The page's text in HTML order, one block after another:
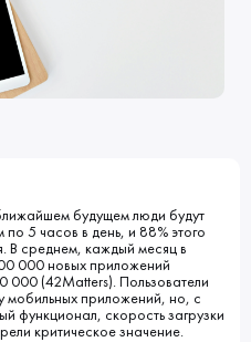
БЛОГ
будущем люди будут
5 часов в день, и 88% этого
В среднем, каждый месяц в
000 новых приложений
000 (42Matters). Пользователи
мобильных приложений, но, с
функционал, скорость загрузки
критическое значение.